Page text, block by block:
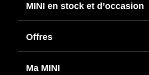
MINI en stock et d’occasion
Offres
Ma MINI